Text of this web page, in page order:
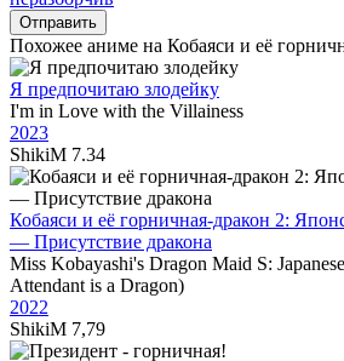
Отправить
Похожее аниме на Кобаяси и её
Я предпочитаю злодейку
I'm in Love with the Villainess
2023
ShikiM 7.34
Кобаяси и её горничная-дракон 2:
— Присутствие дракона
Miss Kobayashi's Dragon Maid S:
Attendant is a Dragon)
2022
ShikiM 7,79